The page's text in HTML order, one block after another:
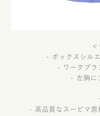
- ボックスシル
- ワークブラ
- 左胸に
- 高品質なスーピマ原